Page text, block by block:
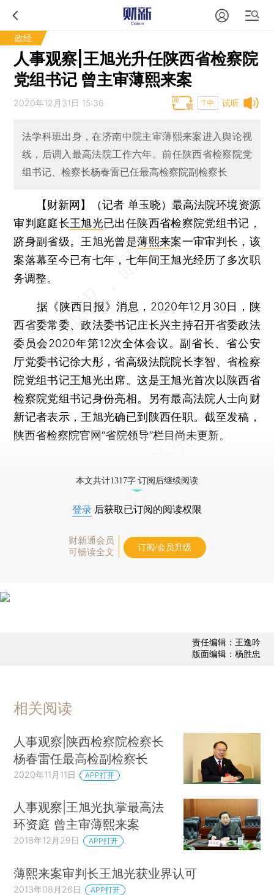
政经
人事观察|王旭光升任陕西省检察院
党组书记 曾主审薄熙来案
试听
2020年12月31日 15:36 T中
法学科班出身，在济南中院主审薄熙来案进入舆论视
线，后调入最高法院工作六年。前任陕西省检察院党
组书记、检察长杨春雷已任最高检察院副检察长
【财新网】（记者 单玉晓） 最高法院环境资源
审判庭庭长王旭光已出任陕西省检察院党组书记，
跻身副省级。王旭光曾是薄熙来案一审审判长，该
案落幕至今已有七年，七年间王旭光经历了多次职
务调整。
据《陕西日报》消息，2020年12月30日，陕
西省委常委、政法委书记庄长兴主持召开省委政法
委员会2020年第12次全体会议。副省长、省公安
厅党委书记徐大彤，省高级法院院长李智、省检察
院党组书记王旭光出席。这是王旭光首次以陕西省
检察院党组书记身份亮相。另有最高法院人士向财
新记者表示，王旭光确已到陕西任职。截至发稿，
陕西省检察院官网“省院领导”栏目尚未更新。
本文共计1317字 订阅后继续阅读
登录 后获取已订阅的阅读权限
财新通会员
可畅读全文
订阅/会员升级
责任编辑：王逸吟
版面编辑：杨胜忠
相关阅读
人事观察|陕西检察院检察长
杨春雷任最高检副检察长
2020年11月11日 APP打开
人事观察|王旭光执掌最高法
环资庭 曾主审薄熙来案
2018年12月29日 APP打开
薄熙来案审判长王旭光获业界认可
2013年08月26日 APP打开